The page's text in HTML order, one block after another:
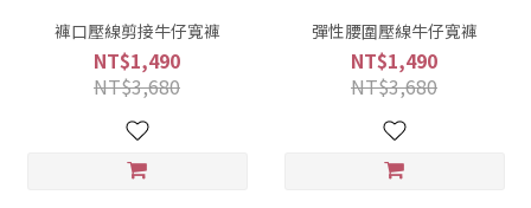
褲口壓線剪接牛仔寬褲
NT$1,490
NT$3,680
彈性腰圍壓線牛仔寬褲
NT$1,490
NT$3,680